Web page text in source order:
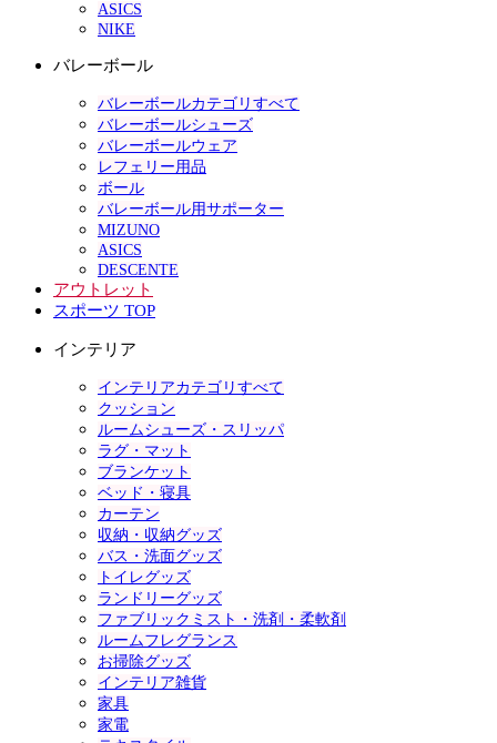
ASICS
NIKE
バレーボール
バレーボールカテゴリすべて
バレーボールシューズ
バレーボールウェア
レフェリー用品
ボール
バレーボール用サポーター
MIZUNO
ASICS
DESCENTE
アウトレット
スポーツ TOP
インテリア
インテリアカテゴリすべて
クッション
ルームシューズ・スリッパ
ラグ・マット
ブランケット
ベッド・寝具
カーテン
収納・収納グッズ
バス・洗面グッズ
トイレグッズ
ランドリーグッズ
ファブリックミスト・洗剤・柔軟剤
ルームフレグランス
お掃除グッズ
インテリア雑貨
家具
家電